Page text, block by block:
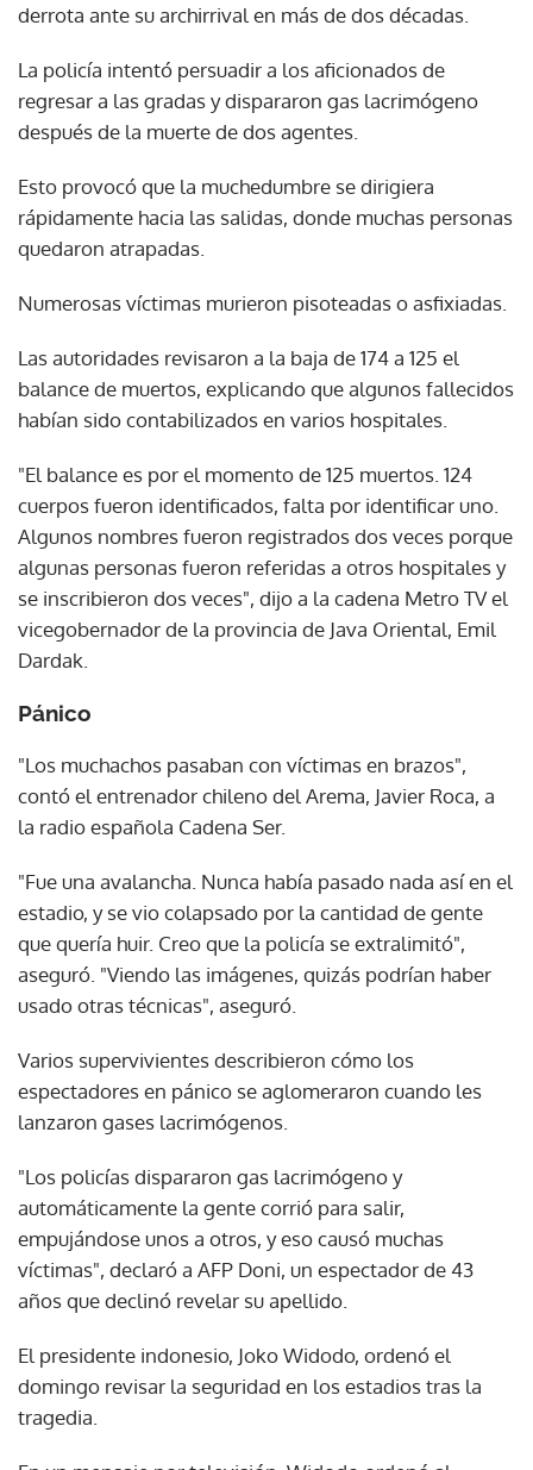
derrota ante su archirrival en más de dos décadas.
La policía intentó persuadir a los aficionados de
regresar a las gradas y dispararon gas lacrimógeno
después de la muerte de dos agentes.
Esto provocó que la muchedumbre se dirigiera
rápidamente hacia las salidas, donde muchas personas
quedaron atrapadas.
Numerosas víctimas murieron pisoteadas o asfixiadas.
Las autoridades revisaron a la baja de 174 a 125 el
balance de muertos, explicando que algunos fallecidos
habían sido contabilizados en varios hospitales.
"El balance es por el momento de 125 muertos. 124
cuerpos fueron identificados, falta por identificar uno.
Algunos nombres fueron registrados dos veces porque
algunas personas fueron referidas a otros hospitales y
se inscribieron dos veces", dijo a la cadena Metro TV el
vicegobernador de la provincia de Java Oriental, Emil
Dardak.
Pánico
"Los muchachos pasaban con víctimas en brazos",
contó el entrenador chileno del Arema, Javier Roca, a
la radio española Cadena Ser.
"Fue una avalancha. Nunca había pasado nada así en el
estadio, y se vio colapsado por la cantidad de gente
que quería huir. Creo que la policía se extralimitó",
aseguró. "Viendo las imágenes, quizás podrían haber
usado otras técnicas", aseguró.
Varios supervivientes describieron cómo los
espectadores en pánico se aglomeraron cuando les
lanzaron gases lacrimógenos.
"Los policías dispararon gas lacrimógeno y
automáticamente la gente corrió para salir,
empujándose unos a otros, y eso causó muchas
víctimas", declaró a AFP Doni, un espectador de 43
años que declinó revelar su apellido.
El presidente indonesio, Joko Widodo, ordenó el
domingo revisar la seguridad en los estadios tras la
tragedia.